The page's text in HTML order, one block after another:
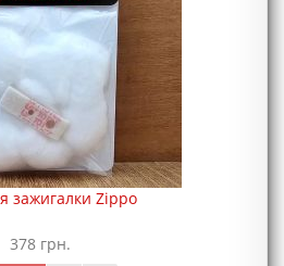
зажигалки Zippo
378 грн.